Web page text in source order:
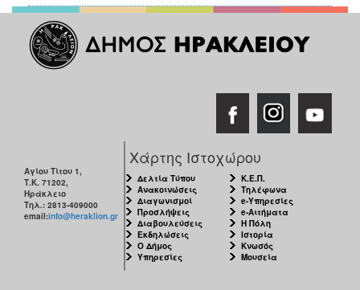
Αγίου Τίτου 1,
Τ.Κ. 71202,
Ηράκλειο
Τηλ.: 2813-409000
email:info@heraklion.gr
Χάρτης Ιστοχώρου
Δελτία Τύπου
Ανακοινώσεις
Διαγωνισμοί
Προσλήψεις
Διαβουλεύσεις
Εκδηλώσεις
Ο Δήμος
Υπηρεσίες
Κ.Ε.Π.
Τηλέφωνα
e-Υπηρεσίες
e-Αιτήματα
Η Πόλη
Ιστορία
Κνωσός
Μουσεία